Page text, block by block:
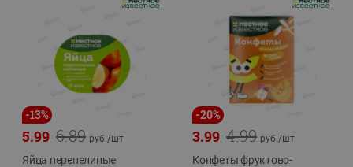
-13%
6.89
5.99 руб./шт
Яйца перепелиные
-20%
4.99
3.99 руб./шт
Конфеты фруктово-